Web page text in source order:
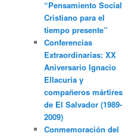
“Pensamiento Social
Cristiano para el
tiempo presente”
Conferencias
Extraordinarias: XX
Aniversario Ignacio
Ellacuria y
compañeros mártires
de El Salvador (1989-
2009)
Conmemoración del